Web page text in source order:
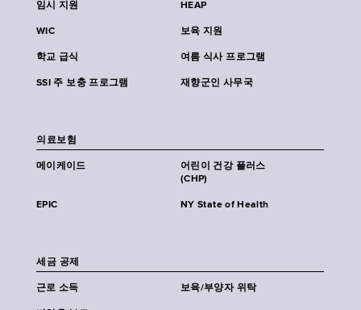
임시 지원 HEAP
WIC 보육 지원
학교 급식 여름 식사 프로그램
SSI 주 보충 프로그램 재향군인 사무국
의료보험
메이케이드
어린이 건강 플러스
(CHP)
EPIC NY State of Health
세금 공제
근로 소득 보육/부양자 위탁